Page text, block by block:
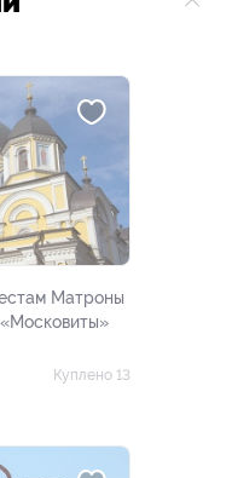
Матроны
Куплено 13